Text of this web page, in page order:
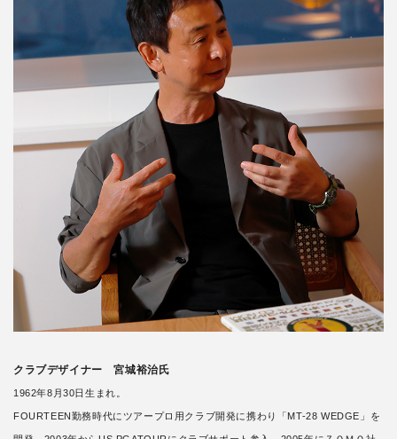
クラブデザイナー 宮城裕治氏
1962年8月30日生まれ。
FOURTEEN勤務時代にツアープロ用クラブ開発に携わり「MT-28 WEDGE」を